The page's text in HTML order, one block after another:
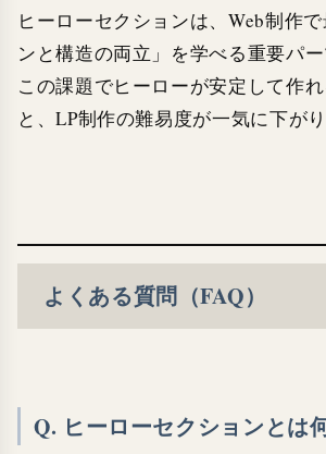
ヒーローセクションは、Web制作
ンと構造の両立」を学べる重要パー
この課題でヒーローが安定して作
と、LP制作の難易度が一気に下がり
よくある質問（FAQ）
Q. ヒーローセクションとは